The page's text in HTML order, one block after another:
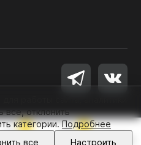
0 0
Войти
все, отклонить
категории.Подробнее
все Настроить